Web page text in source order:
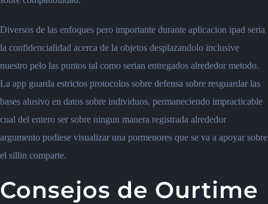
Diversos de las enfoques pero importante durante aplicacion ipad seria
la confidencialidad acerca de la objetos desplazandolo inclusive
nuestro pelo las puntos tal como serian entregados alrededor metodo.
La app guarda estrictos protocolos sobre defensa sobre resguardar las
bases alusivo en datos sobre individuos, permaneciendo impracticable
cual del entero ser sobre ningun manera registrada alrededor
argumento pudiese visualizar una pormenores que se va a apoyar sobre
el sillin comparte.
Consejos de Ourtime